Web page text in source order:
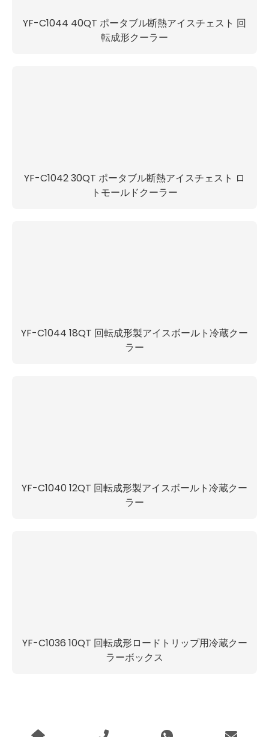
YF-C1044 40QT ポータブル断熱アイスチェスト 回
転成形クーラー
YF-C1042 30QT ポータブル断熱アイスチェスト ロ
トモールドクーラー
YF-C1044 18QT 回転成形製アイスボールト冷蔵クー
ラー
YF-C1040 12QT 回転成形製アイスボールト冷蔵クー
ラー
YF-C1036 10QT 回転成形ロードトリップ用冷蔵クー
ラーボックス